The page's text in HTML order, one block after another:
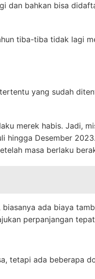
dan bahkan bisa
tiba-tiba tidak lagi
yang sudah
merek habis. Jadi,
hingga Desember
masa berlaku
ada biaya
perpanjangan
tetapi ada beberapa